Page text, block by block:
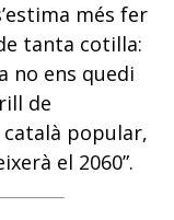
més fer
tanta cotilla:
no ens quedi
de
català popular,
el 2060”.